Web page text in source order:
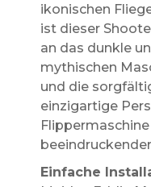
ikonischen
ist dieser
an das dunkle
mythischen
und die
einzigartige
Einfache